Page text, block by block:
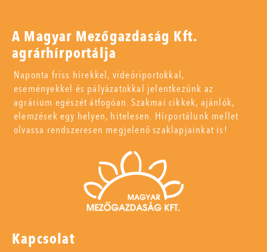
A Magyar Mezőgazdaság Kft.
agrárhírportálja
Naponta friss hírekkel, videóriportokkal,
eseményekkel és pályázatokkal jelentkezünk az
agrárium egészét átfogóan. Szakmai cikkek, ajánlók,
elemzések egy helyen, hitelesen. Hírportálunk mellet
olvassa rendszeresen megjelenő szaklapjainkat is!
Kapcsolat